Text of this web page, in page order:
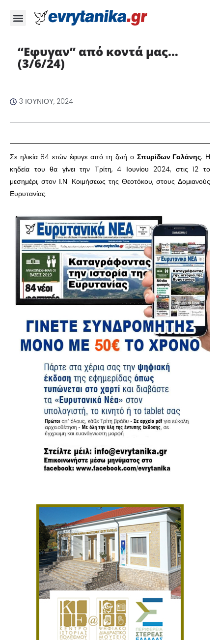
“Εφυγαν” από κοντά μας…
(3/6/24)
3 ΙΟΥΝΊΟΥ, 2024
Σε ηλικία 84 ετών έφυγε από τη ζωή ο Σπυρίδων Γαλάνης. Η
κηδεία του θα γίνει την Τρίτη, 4 Ιουνίου 2024, στις 12 το
μεσημέρι, στον Ι.Ν. Κοιμήσεως της Θεοτόκου, στους Δομιανούς
Ευρυτανίας.